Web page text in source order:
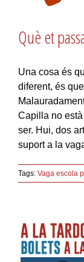
Què et
Una cosa és
diferent, és
Capilla no
ser. Hui, dos
suport a la
Tags: Vaga escola